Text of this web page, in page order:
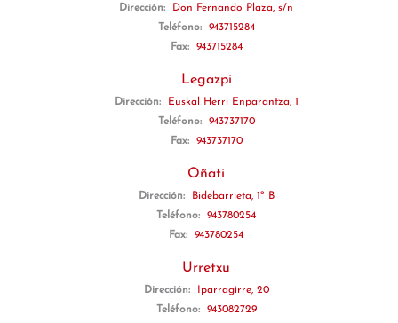
Dirección:
Don Fernando Plaza, s/n
Teléfono:
943715284
Fax:
943715284
Legazpi
Dirección:
Euskal Herri Enparantza, 1
Teléfono:
943737170
Fax:
943737170
Oñati
Dirección:
Bidebarrieta, 1º B
Teléfono:
943780254
Fax:
943780254
Urretxu
Dirección:
Iparragirre, 20
Teléfono:
943082729